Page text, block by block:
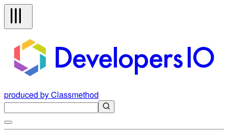
produced by Classmethod